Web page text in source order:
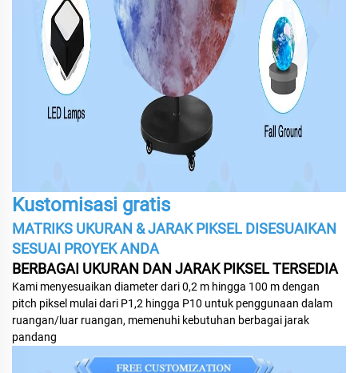
Kustomisasi gratis
MATRIKS UKURAN & JARAK PIKSEL DISESUAIKAN
SESUAI PROYEK ANDA
BERBAGAI UKURAN DAN JARAK PIKSEL TERSEDIA
Kami menyesuaikan diameter dari 0,2 m hingga 100 m dengan
pitch piksel mulai dari P1,2 hingga P10 untuk penggunaan dalam
ruangan/luar ruangan, memenuhi kebutuhan berbagai jarak
pandang